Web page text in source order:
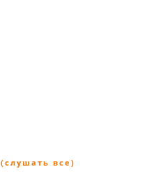
(слушать все)